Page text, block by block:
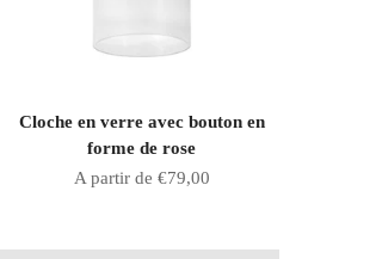
Cloche en verre avec bouton en
forme de rose
Prix de vente
A partir de €79,00